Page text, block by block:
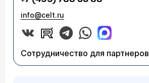
info@celt.ru
Сотрудничество для партнеров